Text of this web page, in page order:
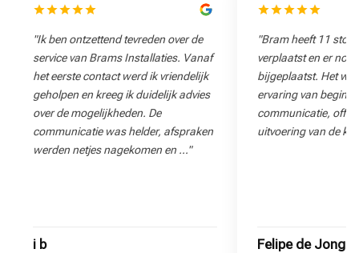
"Ik ben ontzettend tevreden over de
service van Brams Installaties. Vanaf
het eerste contact werd ik vriendelijk
geholpen en kreeg ik duidelijk advies
over de mogelijkheden. De
communicatie was helder, afspraken
werden netjes nagekomen en …"
i b
"Bram heeft 11
verplaatst en er nog
bijgeplaatst. Het
ervaring van begin
communicatie,
uitvoering van de
Felipe de Jong